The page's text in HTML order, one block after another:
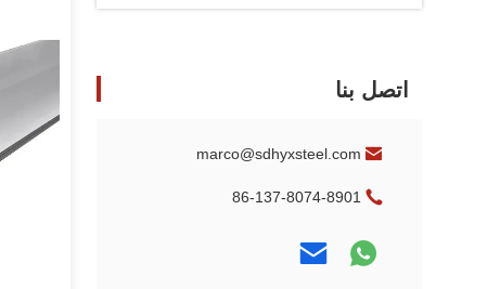
اتصل بنا
marco@sdhyxsteel.com
86-137-8074-8901